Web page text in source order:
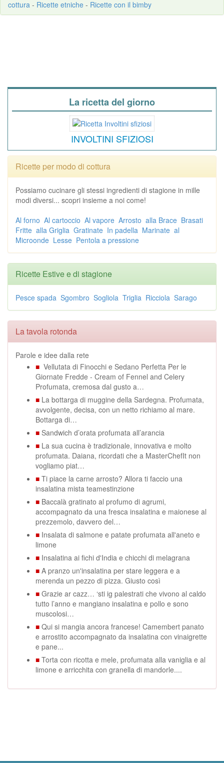
cottura - Ricette etniche - Ricette con il bimby
La ricetta del giorno
INVOLTINI SFIZIOSI
Ricette per modo di cottura
Possiamo cucinare gli stessi ingredienti di stagione in mille
modi diversi... scopri insieme a noi come!
Al forno Al cartoccio Al vapore Arrosto alla Brace Brasati
Fritte alla Griglia Gratinate In padella Marinate al
Microonde Lesse Pentola a pressione
Ricette Estive e di stagione
Pesce spada Sgombro Sogliola Triglia Ricciola Sarago
La tavola rotonda
Parole e idee dalla rete
■ Vellutata di Finocchi e Sedano Perfetta Per le
Giornate Fredde - Cream of Fennel and Celery
Profumata, cremosa dal gusto a…
■ La bottarga di muggine della Sardegna. Profumata,
avvolgente, decisa, con un netto richiamo al mare.
Bottarga di…
■ Sandwich d’orata profumata all’arancia
■ La sua cucina è tradizionale, innovativa e molto
profumata. Daiana, ricordati che a MasterChefIt non
vogliamo piat…
■ Ti piace la carne arrosto? Allora ti faccio una
insalatina mista teamestinzione
■ Baccalà gratinato al profumo di agrumi,
accompagnato da una fresca insalatina e maionese al
prezzemolo, davvero del…
■ Insalata di salmone e patate profumata all'aneto e
limone
■ Insalatina ai fichi d'India e chicchi di melagrana
■ A pranzo un'insalatina per stare leggera e a
merenda un pezzo di pizza. Giusto così
■ Grazie ar cazz… ‘sti ig palestrati che vivono al caldo
tutto l’anno e mangiano insalatina e pollo e sono
muscolosi…
■ Qui si mangia ancora francese! Camembert panato
e arrostito accompagnato da insalatina con vinaigrette
e pane...
■ Torta con ricotta e mele, profumata alla vaniglia e al
limone e arricchita con granella di mandorle....